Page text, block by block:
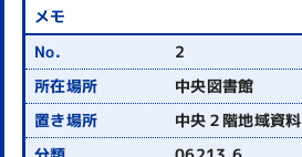
2
中央図書館
中央２階地域資料